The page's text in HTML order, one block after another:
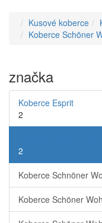
Kusové koberce
Koberce Schöner
značka
Koberce Esprit
2
2
Koberce Schnöner
Koberce Schöner